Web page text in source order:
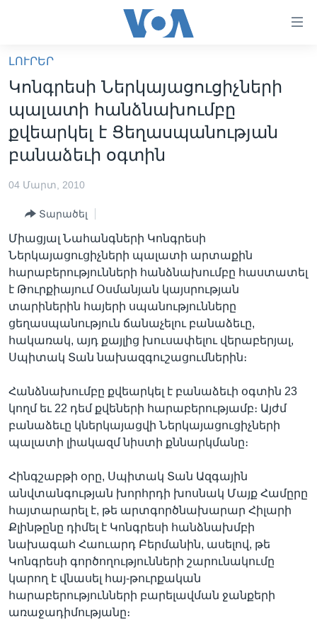
հիմնական
բովանդակությանը
անցնել
հիմնական
բովանդակությանը
հիմնական
ԼՈՒՐԵՐ
ՍՓՅՈՒՌՔ
ՏԵՍԱՆՅՈՒԹԵՐ
«ԱՄԵՐԻԿԱՅԻ ՁԱՅՆ»-Ի ԿԱՆՈՆԱԴՐՈՒԹՅՈՒՆ
ԿԱՊ ՄԵԶ ՀԵՏ
Learning English
ՀԵՏԵՒԵՔ ՄԵԶ
ԼՈՒՐԵՐ
Կոնգրեսի Ներկայացուցիչների
պալատի հանձնախումբը
քվեարկել է Ցեղասպանության
բանաձեւի օգտին
04 Մարտ, 2010
Տարածել
Միացյալ Նահանգների Կոնգրեսի
Ներկայացուցիչների պալատի արտաքին
հարաբերությունների հանձնախումբը հաստատել
է Թուրքիայում Օսմանյան կայսրության
տարիներին հայերի սպանությունները
ցեղասպանություն ճանաչելու բանաձեւը,
հակառակ, այդ քայլից խուսափելու վերաբերյալ,
Սպիտակ Տան նախազգուշացումներին։
Հանձնախումբը քվեարկել է բանաձեւի օգտին 23
կողմ եւ 22 դեմ քվեների հարաբերությամբ։ Այժմ
բանաձեւը կներկայացվի Ներկայացուցիչների
պալատի լիակազմ նիստի քննարկմանը։
Հինգշաբթի օրը, Սպիտակ Տան Ազգային
անվտանգության խորհրդի խոսնակ Մայք Համըրը
հայտարարել է, թե արտգործնախարար Հիլարի
Քլինթընը դիմել է Կոնգրեսի հանձնախմբի
նախագահ Հաուարդ Բերմանին, ասելով, թե
Կոնգրեսի գործողությունների շարունակումը
կարող է վնասել հայ-թուրքական
հարաբերությունների բարելավման ջանքերի
առաջադիմությանը։